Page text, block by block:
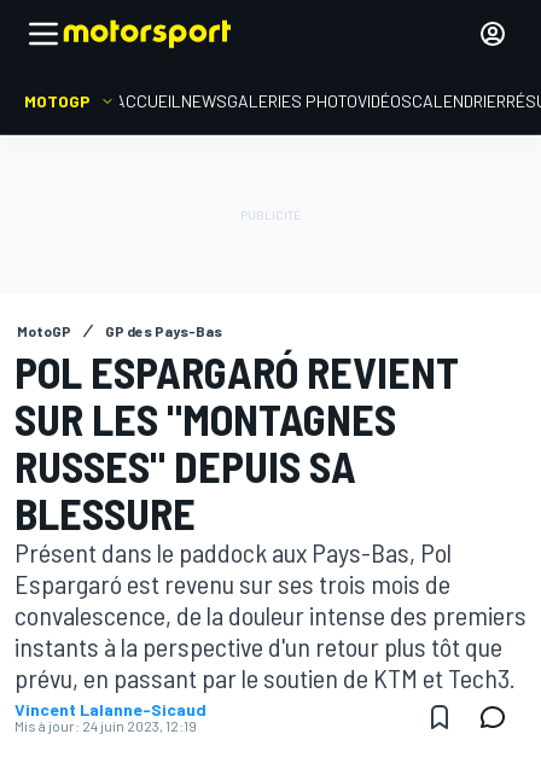
MOTOGP ACCUEIL NEWSGALERIES PHOTOVIDÉOSCALENDRIER
MotoGP GP des Pays-Bas
POL ESPARGARÓ REVIENT
SUR LES "MONTAGNES
RUSSES" DEPUIS SA
BLESSURE
Présent dans le paddock aux Pays-Bas, Pol
Espargaró est revenu sur ses trois mois de
convalescence, de la douleur intense des premiers
instants à la perspective d'un retour plus tôt que
prévu, en passant par le soutien de KTM et Tech3.
Vincent Lalanne-Sicaud
Mis à jour: 24 juin 2023, 12:19